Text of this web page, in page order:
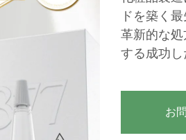
ドを築く
革新的な
する成功し
お